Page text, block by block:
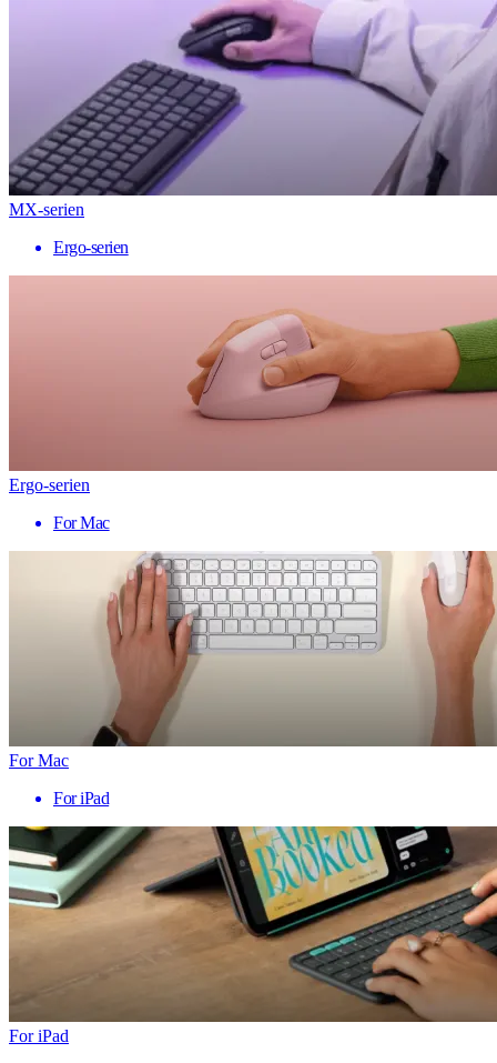
MX-serien
Ergo-serien
Ergo-serien
For Mac
For Mac
For iPad
For iPad